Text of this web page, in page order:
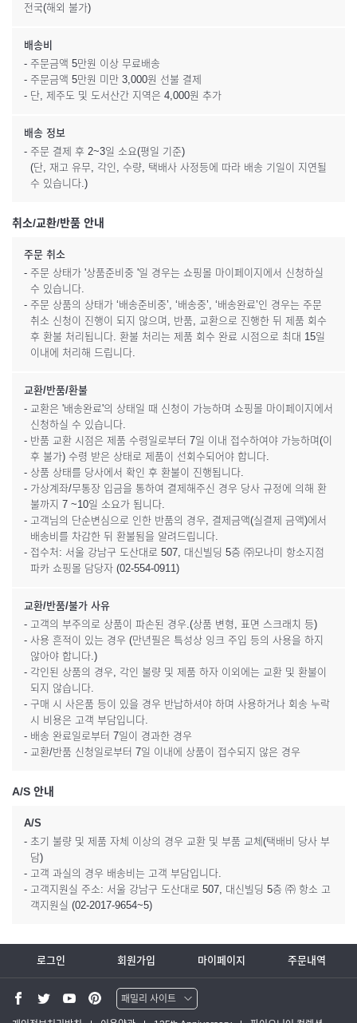
전국(해외 불가)
배송비
- 주문금액 5만원 이상 무료배송
- 주문금액 5만원 미만 3,000원 선불 결제
- 단, 제주도 및 도서산간 지역은 4,000원 추가
배송 정보
- 주문 결제 후 2~3일 소요(평일 기준)
(단, 재고 유무, 각인, 수량, 택배사 사정등에 따라 배송 기일이 지연될
수 있습니다.)
취소/교환/반품 안내
주문 취소
- 주문 상태가 '상품준비중 '일 경우는 쇼핑몰 마이페이지에서 신청하실
수 있습니다.
- 주문 상품의 상태가 ‘배송준비중’, ‘배송중’, ‘배송완료’인 경우는 주문
취소 신청이 진행이 되지 않으며, 반품, 교환으로 진행한 뒤 제품 회수
후 환불 처리됩니다. 환불 처리는 제품 회수 완료 시점으로 최대 15일
이내에 처리해 드립니다.
교환/반품/환불
- 교환은 '배송완료'의 상태일 때 신청이 가능하며 쇼핑몰 마이페이지에서
신청하실 수 있습니다.
- 반품 교환 시점은 제품 수령일로부터 7일 이내 접수하여야 가능하며(이
후 불가) 수령 받은 상태로 제품이 선회수되어야 합니다.
- 상품 상태를 당사에서 확인 후 환불이 진행됩니다.
- 가상계좌/무통장 입금을 통하여 결제해주신 경우 당사 규정에 의해 환
불까지 7 ~10일 소요가 됩니다.
- 고객님의 단순변심으로 인한 반품의 경우, 결제금액(실결제 금액)에서
배송비를 차감한 뒤 환불됨을 알려드립니다.
- 접수처: 서울 강남구 도산대로 507, 대신빌딩 5층 ㈜모나미 항소지점
파카 쇼핑몰 담당자 (02-554-0911)
교환/반품/불가 사유
- 고객의 부주의로 상품이 파손된 경우.(상품 변형, 표면 스크래치 등)
- 사용 흔적이 있는 경우 (만년필은 특성상 잉크 주입 등의 사용을 하지
않아야 합니다.)
- 각인된 상품의 경우, 각인 불량 및 제품 하자 이외에는 교환 및 환불이
되지 않습니다.
- 구매 시 사은품 등이 있을 경우 반납하셔야 하며 사용하거나 회송 누락
시 비용은 고객 부담입니다.
- 배송 완료일로부터 7일이 경과한 경우
- 교환/반품 신청일로부터 7일 이내에 상품이 접수되지 않은 경우
A/S 안내
A/S
- 초기 불량 및 제품 자체 이상의 경우 교환 및 부품 교체(택배비 당사 부
담)
- 고객 과실의 경우 배송비는 고객 부담입니다.
- 고객지원실 주소: 서울 강남구 도산대로 507, 대신빌딩 5층 ㈜ 항소 고
객지원실 (02-2017-9654~5)
로그인 회원가입 마이페이지 주문내역
패밀리 사이트
워터맨 쇼핑몰